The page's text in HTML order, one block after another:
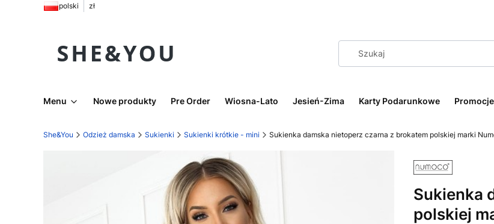
polski zł
Menu Nowe produkty Pre Order Wiosna-Lato Jesień-Zima Karty Podarunkowe Promocje
She&You Odzież damska Sukienki Sukienki krótkie - mini Sukienka damska nietoperz czarna z brokatem polskiej marki
Sukienka
polskiej